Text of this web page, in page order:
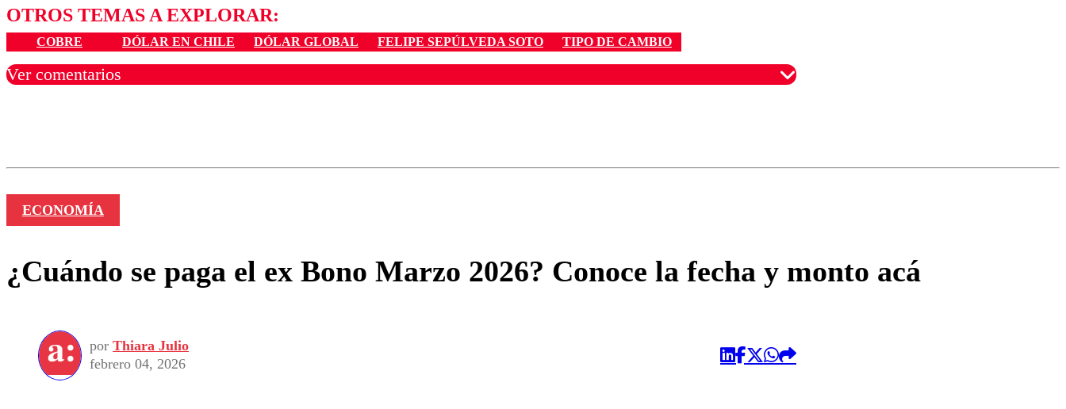
OTROS TEMAS A EXPLORAR:
COBRE DÓLAR EN CHILE DÓLAR GLOBAL FELIPE SEPÚLVEDA SOTO TIPO DE CAMBIO
Ver comentarios
ECONOMÍA
¿Cuándo se paga el ex Bono Marzo 2026? Conoce la fecha y monto acá
por Thiara Julio
febrero 04, 2026